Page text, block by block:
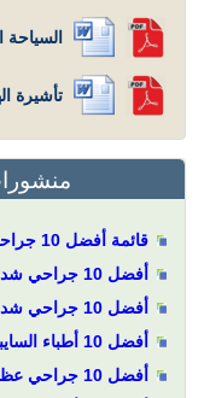
السياحة
تأشيرة
قائمة أفضل 10 جراحي الورك في الهند
أفضل 10 جراحي شد البطن في الهند
أفضل 10 جراحي شد الوجه في الهند
أفضل 10 أطباء السايبرنايف في الهند
أفضل 10 جراحي عظام في مستشفيات فورتيس في الهند